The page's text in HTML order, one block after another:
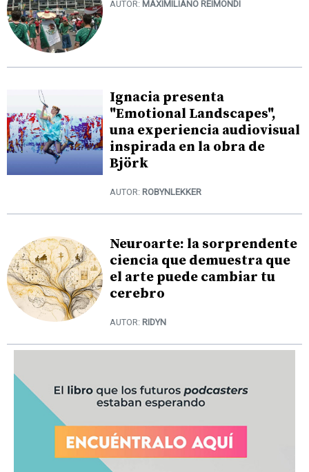
AUTOR:MAXIMILIANO REIMONDI
Ignacia presenta
"Emotional Landscapes",
una experiencia audiovisual
inspirada en la obra de
Björk
AUTOR:ROBYNLEKKER
Neuroarte: la sorprendente
ciencia que demuestra que
el arte puede cambiar tu
cerebro
AUTOR:RIDYN